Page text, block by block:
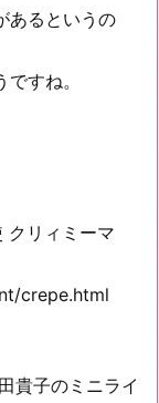
あるというの
すね。
リィミーマ
crepe.html
貴子のミニライ